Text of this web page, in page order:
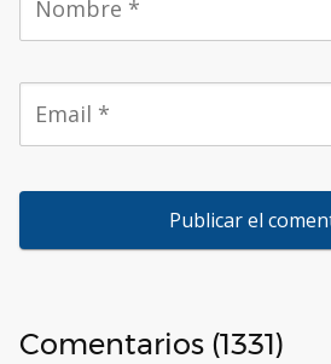
Comentarios (1331)